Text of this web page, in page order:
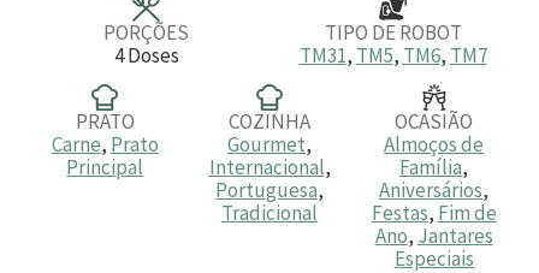
PORÇÕES
4 Doses
TIPO DE ROBOT
TM31, TM5, TM6, TM7
PRATO
Carne, Prato
Principal
COZINHA
Gourmet,
Internacional,
Portuguesa,
Tradicional
OCASIÃO
Almoços de
Família,
Aniversários,
Festas, Fim de
Ano, Jantares
Especiais